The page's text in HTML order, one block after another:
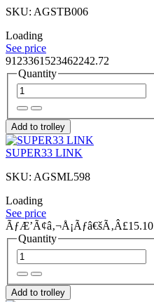
SKU: AGSTB006
Loading
See price
9123361523462242.72
Quantity
Add to trolley
SUPER33 LINK
SKU: AGSML598
Loading
See price
ÃƒÆ’Ã¢â‚¬Å¡Ãƒâ€šÃ‚Â£15.10
Quantity
Add to trolley